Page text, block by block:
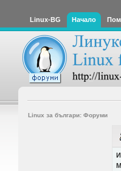
Linux-BG Начало
Linux за българи: Форуми